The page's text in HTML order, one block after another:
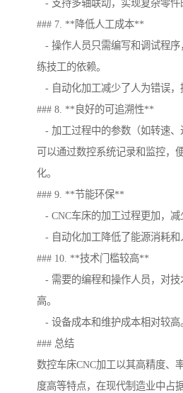
- 支持多轴联动，实现复杂零件
### 7. **降低人工成本**
- 操作人员只需编写和调试程序
练技工的依赖。
- 自动化加工减少了人为错误，
### 8. **良好的可追溯性**
- 加工过程中的参数（如转速、
可以通过数控系统记录和监控，
化。
### 9. **节能环保**
- CNC车床的加工过程更加，减
- 自动化加工降低了能源消耗和
### 10. **技术门槛较高**
- 需要的编程和操作人员，对技
高。
- 设备成本和维护成本相对较高
### 总结
数控车床CNC加工以其高精度、
度高等特点，在现代制造业中占